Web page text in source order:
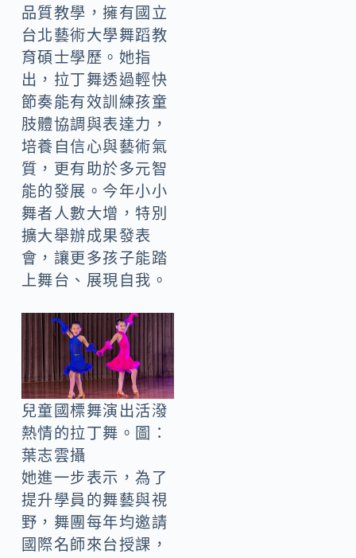
品質教學，擁有國立
台北藝術大學舞蹈教
育碩士學歷。她指
出，拉丁舞透過輕快
節奏能有效訓練孩童
肢體協調與表達力，
培養自信心與藝術氣
質，更有助於多元智
能的發展。今年小小
舞者人數大增，特別
擴大舉辦成果發表
會，讓更多孩子能踏
上舞台、展現自我。
兒童國標舞演出活潑
熱情的拉丁舞。圖：
葉志雲攝
她進一步表示，為了
提升學員的舞藝與視
野，舞團每年均邀請
國際名師來台授課，